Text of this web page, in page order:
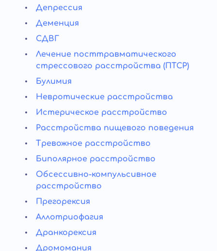
Депрессия
Деменция
СДВГ
Лечение посттравматического
стрессового расстройства (ПТСР)
Булимия
Невротические расстройства
Истерическое расстройство
Расстройства пищевого поведения
Тревожное расстройство
Биполярное расстройство
Обсессивно-компульсивное
расстройство
Прегорексия
Аллотриофагия
Дранкорексия
Дромомания